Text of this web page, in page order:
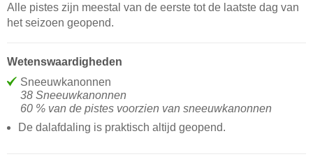
Alle pistes zijn meestal van de eerste tot de laatste dag van
het seizoen geopend.
Wetenswaardigheden
Sneeuwkanonnen
38 Sneeuwkanonnen
60 % van de pistes voorzien van sneeuwkanonnen
De dalafdaling is praktisch altijd geopend.